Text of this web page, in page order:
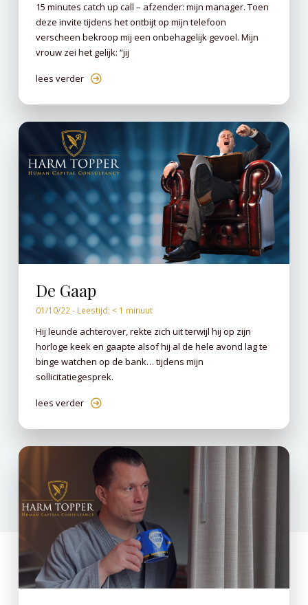
15 minutes catch up call – afzender: mijn manager. Toen
deze invite tijdens het ontbijt op mijn telefoon
verscheen bekroop mij een onbehagelijk gevoel. Mijn
vrouw zei het gelijk: “jij
lees verder
De Gaap
01/10/22 - Leestijd: < 1 minuut
Hij leunde achterover, rekte zich uit terwijl hij op zijn
horloge keek en gaapte alsof hij al de hele avond lag te
binge watchen op de bank… tijdens mijn
sollicitatiegesprek.
lees verder